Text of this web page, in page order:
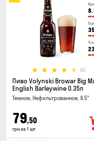
35
(3)
Пиво Volynski Browar Big
English Barleywine 0.35л
Темное, Нефильтрованное, 8.5°
79,50
грн за 1 шт